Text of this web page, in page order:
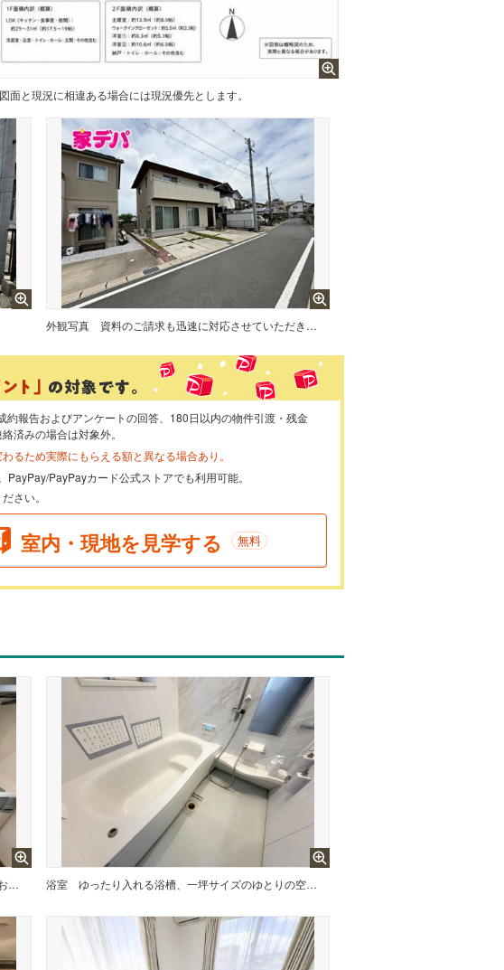
面と現況に相違ある場合には現況優先とします。
外観写真 資料のご請求も迅速に対応させていただきます。住宅ローンのご相談もお気軽にお問い合わせください。
約報告およびアンケートの回答、180日以内の物件引渡・残金
済みの場合は対象外。
るため実際にもらえる額と異なる場合あり。
PayPayカード公式ストアでも利用可能。
さい。
室内・現地を見学する 無料
リビングで遊んでいるお子様を見ながらお料理ができ、子育て中のパパママにも安心の設計です！ 浴室 ゆったり入れる浴槽、一坪サイズのゆとりの空間。一日の疲れを癒してくれるくつろぎのバスタイムを…